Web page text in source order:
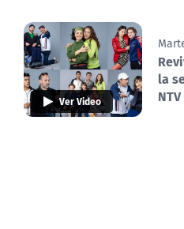
Ver Video
la
NTV